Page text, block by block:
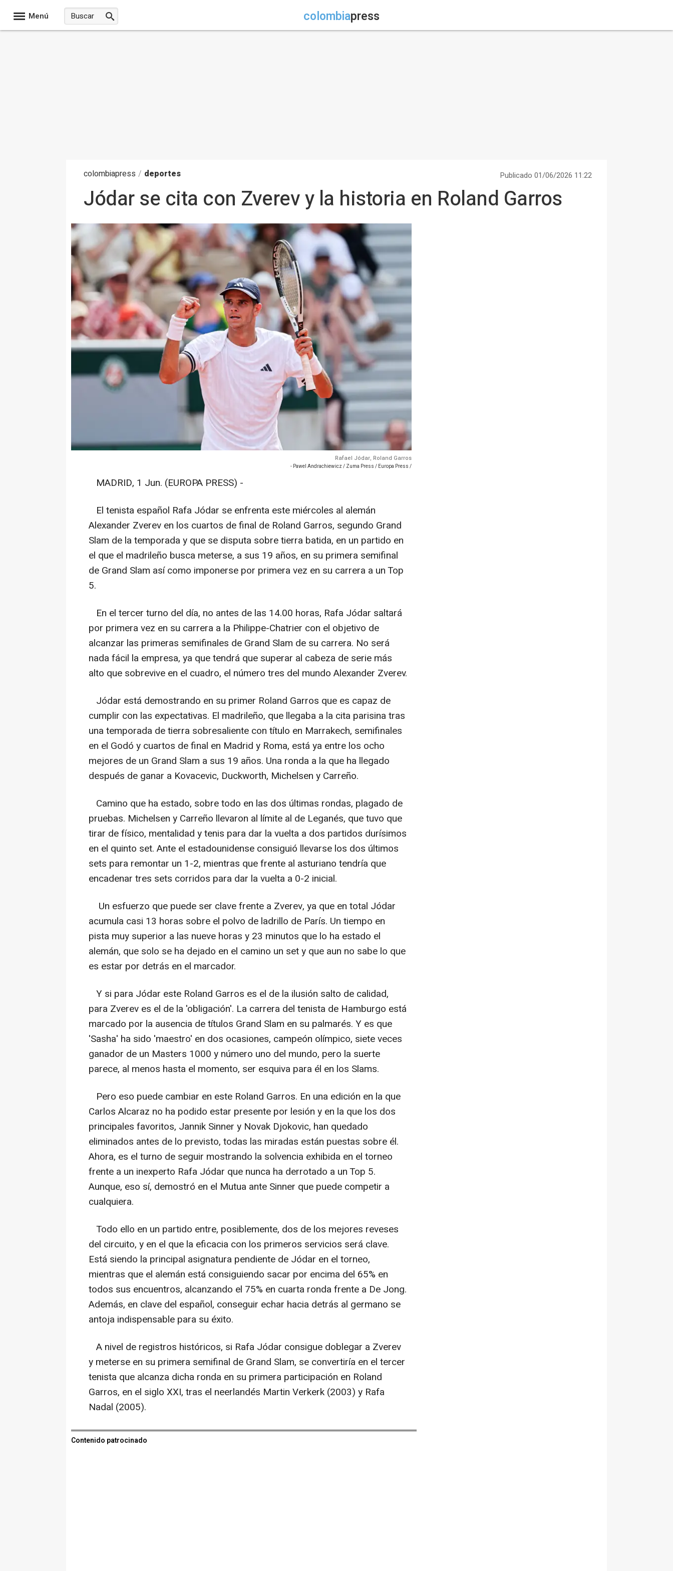
Menú colombiapress
colombiapress / deportes Publicado 01/06/2026 11:22
Jódar se cita con Zverev y la historia en Roland Garros
Rafael Jódar, Roland Garros
- Pawel Andrachiewicz / Zuma Press / Europa Press /
MADRID, 1 Jun. (EUROPA PRESS) -
El tenista español Rafa Jódar se enfrenta este miércoles al alemán
Alexander Zverev en los cuartos de final de Roland Garros, segundo Grand
Slam de la temporada y que se disputa sobre tierra batida, en un partido en
el que el madrileño busca meterse, a sus 19 años, en su primera semifinal
de Grand Slam así como imponerse por primera vez en su carrera a un Top
5.
En el tercer turno del día, no antes de las 14.00 horas, Rafa Jódar saltará
por primera vez en su carrera a la Philippe-Chatrier con el objetivo de
alcanzar las primeras semifinales de Grand Slam de su carrera. No será
nada fácil la empresa, ya que tendrá que superar al cabeza de serie más
alto que sobrevive en el cuadro, el número tres del mundo Alexander Zverev.
Jódar está demostrando en su primer Roland Garros que es capaz de
cumplir con las expectativas. El madrileño, que llegaba a la cita parisina tras
una temporada de tierra sobresaliente con título en Marrakech, semifinales
en el Godó y cuartos de final en Madrid y Roma, está ya entre los ocho
mejores de un Grand Slam a sus 19 años. Una ronda a la que ha llegado
después de ganar a Kovacevic, Duckworth, Michelsen y Carreño.
Camino que ha estado, sobre todo en las dos últimas rondas, plagado de
pruebas. Michelsen y Carreño llevaron al límite al de Leganés, que tuvo que
tirar de físico, mentalidad y tenis para dar la vuelta a dos partidos durísimos
en el quinto set. Ante el estadounidense consiguió llevarse los dos últimos
sets para remontar un 1-2, mientras que frente al asturiano tendría que
encadenar tres sets corridos para dar la vuelta a 0-2 inicial.
Un esfuerzo que puede ser clave frente a Zverev, ya que en total Jódar
acumula casi 13 horas sobre el polvo de ladrillo de París. Un tiempo en
pista muy superior a las nueve horas y 23 minutos que lo ha estado el
alemán, que solo se ha dejado en el camino un set y que aun no sabe lo que
es estar por detrás en el marcador.
Y si para Jódar este Roland Garros es el de la ilusión salto de calidad,
para Zverev es el de la 'obligación'. La carrera del tenista de Hamburgo está
marcado por la ausencia de títulos Grand Slam en su palmarés. Y es que
'Sasha' ha sido 'maestro' en dos ocasiones, campeón olímpico, siete veces
ganador de un Masters 1000 y número uno del mundo, pero la suerte
parece, al menos hasta el momento, ser esquiva para él en los Slams.
Pero eso puede cambiar en este Roland Garros. En una edición en la que
Carlos Alcaraz no ha podido estar presente por lesión y en la que los dos
principales favoritos, Jannik Sinner y Novak Djokovic, han quedado
eliminados antes de lo previsto, todas las miradas están puestas sobre él.
Ahora, es el turno de seguir mostrando la solvencia exhibida en el torneo
frente a un inexperto Rafa Jódar que nunca ha derrotado a un Top 5.
Aunque, eso sí, demostró en el Mutua ante Sinner que puede competir a
cualquiera.
Todo ello en un partido entre, posiblemente, dos de los mejores reveses
del circuito, y en el que la eficacia con los primeros servicios será clave.
Está siendo la principal asignatura pendiente de Jódar en el torneo,
mientras que el alemán está consiguiendo sacar por encima del 65% en
todos sus encuentros, alcanzando el 75% en cuarta ronda frente a De Jong.
Además, en clave del español, conseguir echar hacia detrás al germano se
antoja indispensable para su éxito.
A nivel de registros históricos, si Rafa Jódar consigue doblegar a Zverev
y meterse en su primera semifinal de Grand Slam, se convertiría en el tercer
tenista que alcanza dicha ronda en su primera participación en Roland
Garros, en el siglo XXI, tras el neerlandés Martin Verkerk (2003) y Rafa
Nadal (2005).
Contenido patrocinado